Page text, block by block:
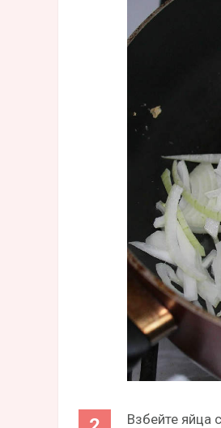
Взбейте яйца